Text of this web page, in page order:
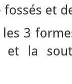
et
3
et la